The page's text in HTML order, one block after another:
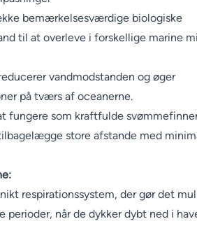
bemærkelsesværdige biologiske
til at overleve i forskellige marine
vandmodstanden og øger
på tværs af oceanerne.
fungere som kraftfulde
store afstande med
respirationssystem, der gør det
perioder, når de dykker dybt ned i